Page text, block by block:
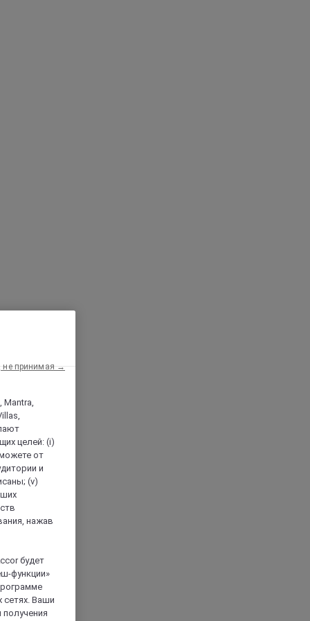
Mantra,
целей: (i)
от
и
(v)
нажав
будет
функции»
сетях. Ваши
не принимая →